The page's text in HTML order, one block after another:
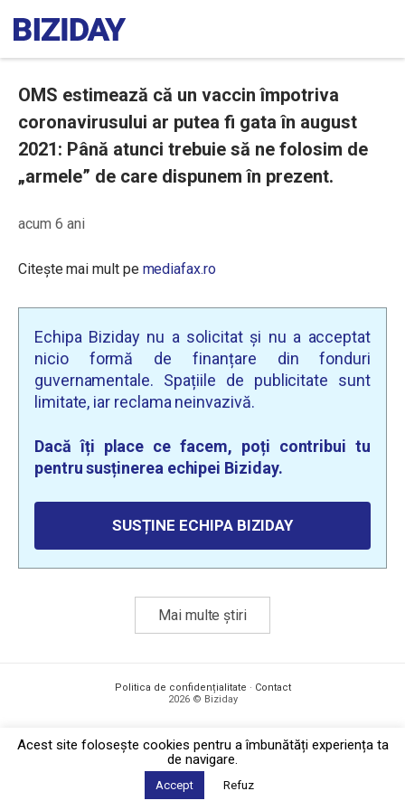
OMS estimează că un vaccin împotriva
coronavirusului ar putea fi gata în august
2021: Până atunci trebuie să ne folosim de
„armele” de care dispunem în prezent.
acum 6 ani
Citește mai mult pe mediafax.ro
Echipa Biziday nu a solicitat și nu a acceptat
nicio formă de finanțare din fonduri
guvernamentale. Spațiile de publicitate sunt
limitate, iar reclama neinvazivă.
Dacă îți place ce facem, poți contribui tu
pentru susținerea echipei Biziday.
SUSȚINE ECHIPA BIZIDAY
Mai multe știri
Politica de confidențialitate · Contact
2026 © Biziday
Acest site foloseşte cookies pentru a îmbunătăți experiența ta
de navigare.
Accept Refuz